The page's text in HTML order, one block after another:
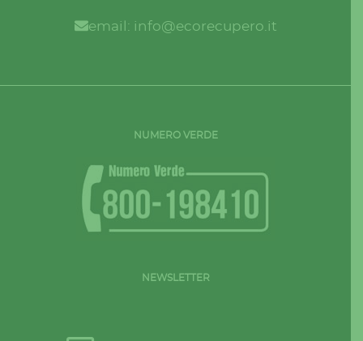
email: info@ecorecupero.it
NUMERO VERDE
NEWSLETTER